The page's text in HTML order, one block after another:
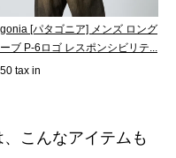
[パタゴニア] メンズ ロング
ブ P-6ロゴ レスポンシビリテ...
tax in
こんなアイテムも